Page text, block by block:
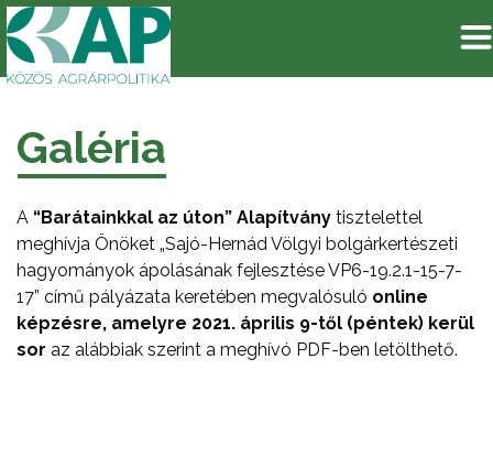
Galéria
A “Barátainkkal az úton” Alapítvány tisztelettel
meghívja Önöket „Sajó-Hernád Völgyi bolgárkertészeti
hagyományok ápolásának fejlesztése VP6-19.2.1-15-7-
17” című pályázata keretében megvalósuló online
képzésre, amelyre 2021. április 9-től (péntek) kerül
sor az alábbiak szerint a meghívó PDF-ben letölthető.